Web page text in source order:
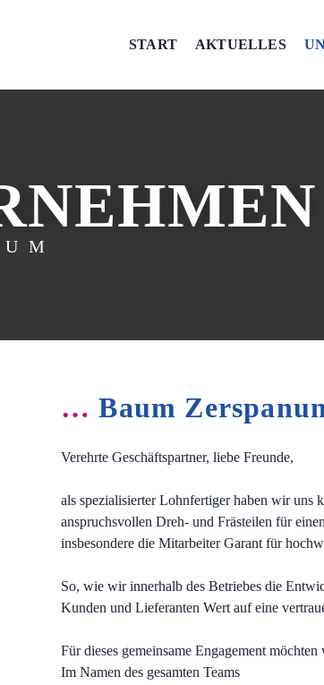
START AKTUELLES
… Baum
Verehrte Geschäftspartner, liebe Freunde,
als spezialisierter Lohnfertiger haben wir uns
anspruchsvollen Dreh- und Frästeilen für
insbesondere die Mitarbeiter Garant für
So, wie wir innerhalb des Betriebes die
Kunden und Lieferanten Wert auf eine
Für dieses gemeinsame Engagement
Im Namen des gesamten Teams